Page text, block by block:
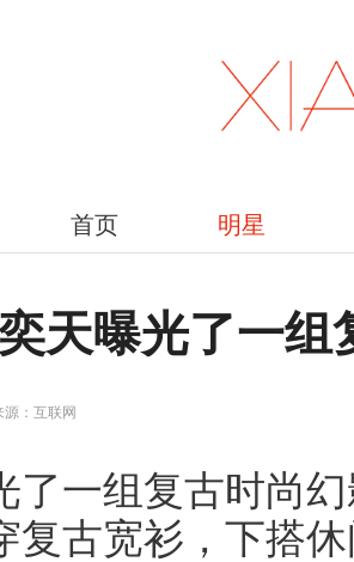
首页 明星
天曝光了一
源：互联网
了一组复古时尚
复古宽衫，下搭